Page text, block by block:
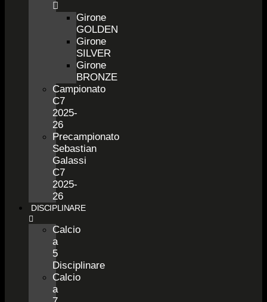
Girone
GOLDEN
Girone
SILVER
Girone
BRONZE
Campionato
C7
2025-
26
Precampionato
Sebastian
Galassi
C7
2025-
26
DISCIPLINARE
Calcio
a
5
Disciplinare
Calcio
a